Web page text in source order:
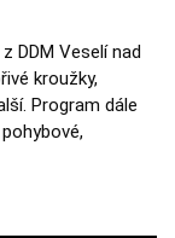
DDM Veselí nad
kroužky,
Program dále